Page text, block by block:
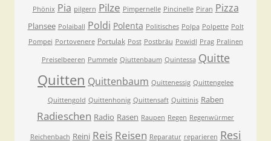
Phönix Pia pilgern Pilze Pimpernelle Pincinelle Piran Pizza
Plansee Polaiball Poldi Polenta Politisches Polpa Polpette Polt
Pompei Portovenere Portulak Post Postbräu Powidl Prag Pralinen
Preiselbeeren Pummele Qiuttenbaum Quintessa Quitte
Quitten Quittenbaum Quittenessig Quittengelee
Quittengold Quittenhonig Quittensaft Quittinis Raben
Radieschen Radio Rasen Raupen Regen Regenwürmer
Reichenbach Reini Reis Reisen Reparatur reparieren Resi